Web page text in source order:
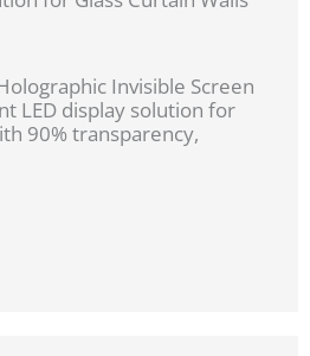
Invisible Screen
LED display solution for
90% transparency,